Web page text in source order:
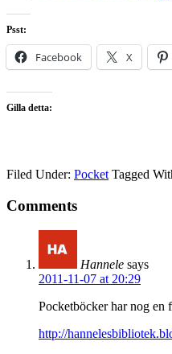
Psst:
Facebook X
Gilla detta:
Filed Under: Pocket Tagged
Comments
Hannele says
2011-11-07 at 20:29
Pocketböcker har nog en
http://